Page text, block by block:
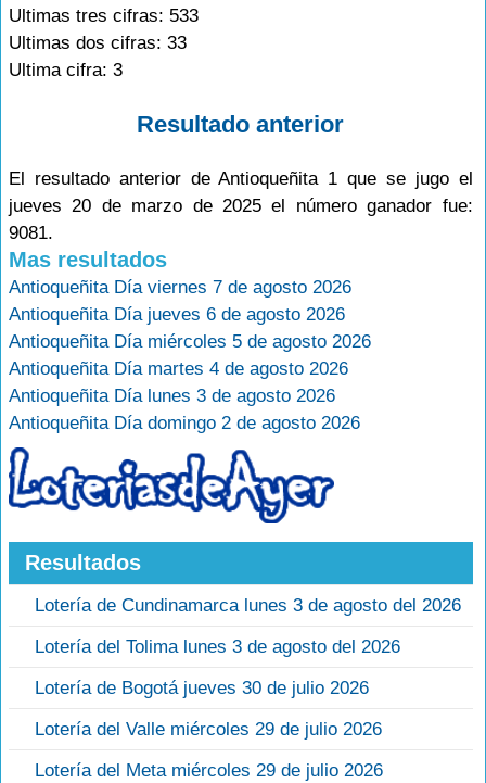
Ultimas tres cifras: 533
Ultimas dos cifras: 33
Ultima cifra: 3
Resultado anterior
El resultado anterior de Antioqueñita 1 que se jugo el
jueves 20 de marzo de 2025 el número ganador fue:
9081.
Mas resultados
Antioqueñita Día viernes 7 de agosto 2026
Antioqueñita Día jueves 6 de agosto 2026
Antioqueñita Día miércoles 5 de agosto 2026
Antioqueñita Día martes 4 de agosto 2026
Antioqueñita Día lunes 3 de agosto 2026
Antioqueñita Día domingo 2 de agosto 2026
Resultados
Lotería de Cundinamarca lunes 3 de agosto del 2026
Lotería del Tolima lunes 3 de agosto del 2026
Lotería de Bogotá jueves 30 de julio 2026
Lotería del Valle miércoles 29 de julio 2026
Lotería del Meta miércoles 29 de julio 2026